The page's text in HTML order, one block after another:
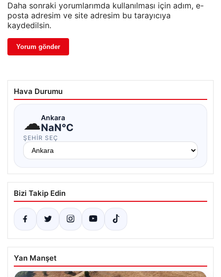
Daha sonraki yorumlarımda kullanılması için adım, e-
posta adresim ve site adresim bu tarayıcıya
kaydedilsin.
Hava Durumu
☁Ankara
NaN°C
ŞEHIR SEÇ
Bizi Takip Edin
Yan Manşet